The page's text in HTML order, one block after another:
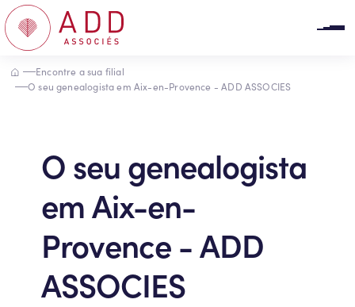
AccueilEncontre a sua filial
O seu genealogista em Aix-en-Provence - ADD ASSOCIES
O seu genealogista
em Aix-en-
Provence - ADD
ASSOCIES
Painel de Gerenciamento de Cookies